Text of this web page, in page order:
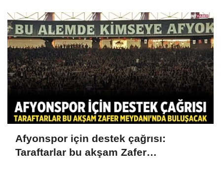
Afyonspor için destek çağrısı:
Taraftarlar bu akşam Zafer